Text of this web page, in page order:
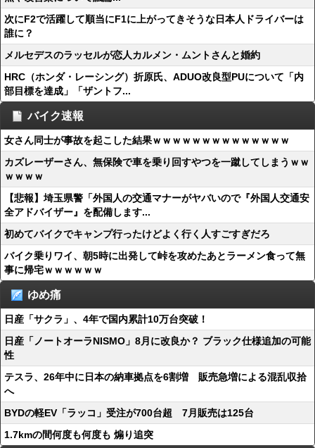
次にF2で活躍して順当にF1に上がってきそうな日本人ドライバーは
誰に？
メルセデスのラッセルが恋人カルメン・ムントさんと婚約
HRC（ホンダ・レーシング）折原氏、ADUO改良型PUについて「内
部目標を達成」「ザントフ...
バイク速報
女さん同士が事故を起こした結果ｗｗｗｗｗｗｗｗｗｗｗｗｗｗ
カズレーザーさん、無保険で車を乗り回すやつを一蹴してしまうｗｗ
ｗｗｗｗ
【悲報】埼玉県警「外国人の交通マナーがヤバいので『外国人交通安
全アドバイザー』を配備します...
初めてバイクでキャンプ行ったけどよく行く人すごすぎだろ
バイク乗りワイ、朝5時に出発して峠を攻めたあとラーメン食って無
事に帰宅ｗｗｗｗｗｗ
ゆめ痛
日産「サクラ」、4年で国内累計10万台突破！
日産「ノートオーラNISMO」8月に改良か？ ブラック仕様追加の可能
性
テスラ、26年中に日本の納車拠点を6割増 販売急増による混乱収拾
へ
BYDの軽EV「ラッコ」受注が700台超 7月販売は125台
1.7kmの間何度も何度も 煽り追突